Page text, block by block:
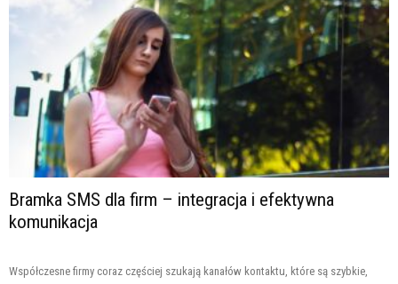
Bramka SMS dla firm – integracja i efektywna
komunikacja
Współczesne firmy coraz częściej szukają kanałów kontaktu, które są szybkie,